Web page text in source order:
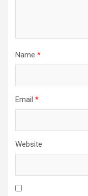
Name *
Email *
Website